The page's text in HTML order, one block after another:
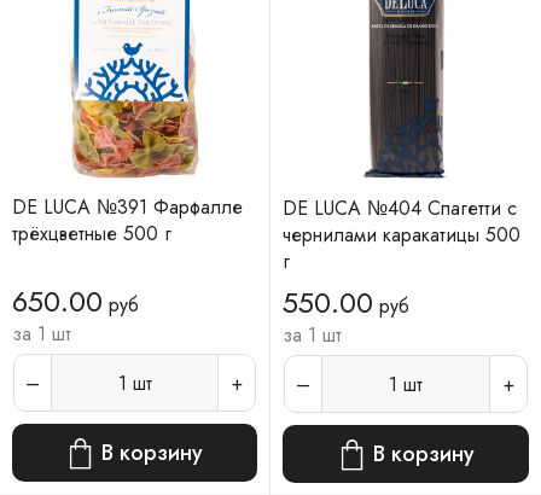
DE LUCA №391 Фарфалле
трёхцветные 500 г
650.00 руб
за 1 шт
1 шт
В корзину
DE LUCA №404 Спагетти с
чернилами каракатицы 500
г
550.00 руб
за 1 шт
1 шт
В корзину